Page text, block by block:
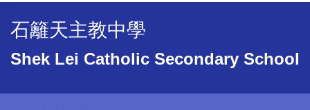
石籬天主教中學
Shek Lei Catholic Secondary School